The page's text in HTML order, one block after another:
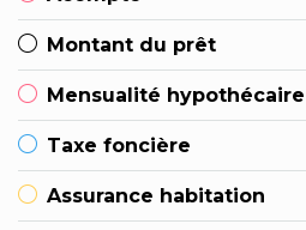
Montant du prêt
Mensualité hypothécaire
Taxe foncière
Assurance habitation